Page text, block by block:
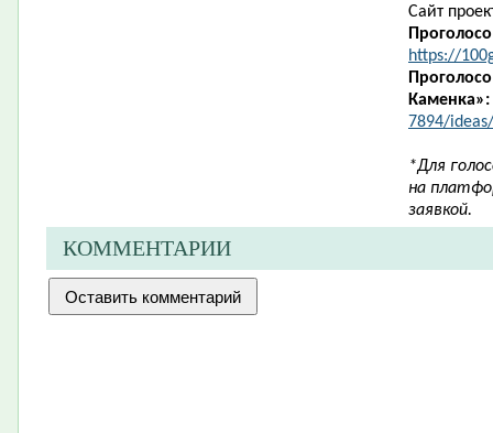
Сайт
https://
Каменка»:
7894/
*Для
на
заявкой.
КОММЕНТАРИИ